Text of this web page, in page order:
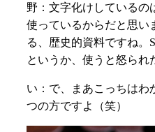
野： 文字化けしているの
使っているからだと思い
る、歴史的資料ですね。
というか、使うと怒られ
い：で、まあこっちはわ
つの方ですよ（笑）